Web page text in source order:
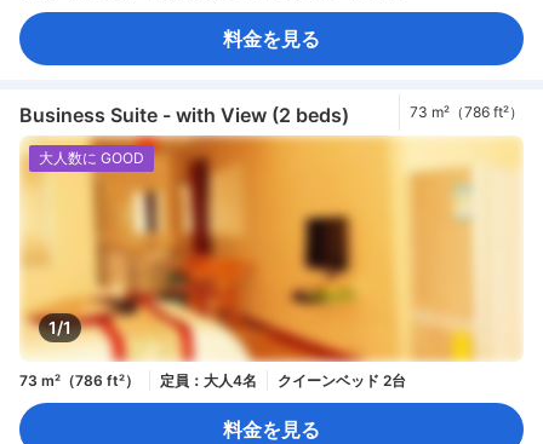
料金を見る
Business Suite - with View (2 beds) 73 m²（786 ft²）
1/1
大人数に GOOD
73 m²（786 ft²） 定員：大人4名 クイーンベッド 2台
料金を見る